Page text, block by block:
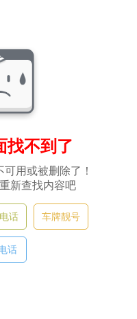
找不到了
用或被删除了！
新查找内容吧
话 车牌靓号
话